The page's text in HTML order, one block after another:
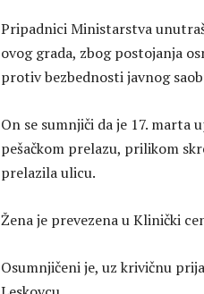
Pripadnici Ministarstva
ovog grada, zbog postojanja
protiv bezbednosti javnog
On se sumnjiči da je 17. marta
pešačkom prelazu, prilikom
prelazila ulicu.
Žena je prevezena u Klinički
Osumnjičeni je, uz krivičnu